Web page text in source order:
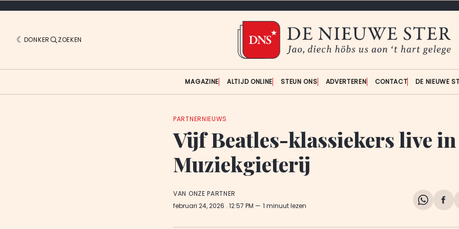
DONKER ZOEKEN
MAGAZINE ALTIJD ONLINE STEUN ONS ADVERTEREN CONTACT DE NIEUWE
PARTNERNIEUWS
Vijf Beatles-klassiekers live in
Muziekgieterij
VAN ONZE PARTNER
februari 24, 2026 . 12:57 PM 1 minuut lezen
Share